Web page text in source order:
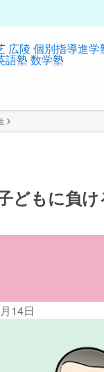
どもに負け
14日